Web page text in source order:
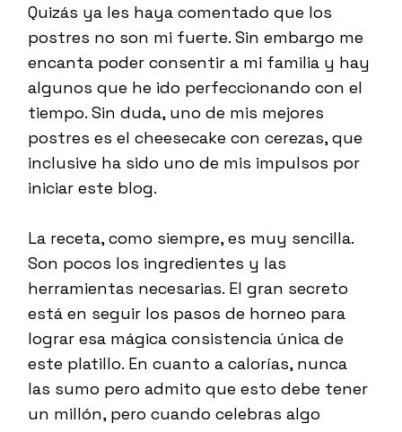
Quizás ya les haya comentado que los
postres no son mi fuerte. Sin embargo me
encanta poder consentir a mi familia y hay
algunos que he ido perfeccionando con el
tiempo. Sin duda, uno de mis mejores
postres es el cheesecake con cerezas, que
inclusive ha sido uno de mis impulsos por
iniciar este blog.
La receta, como siempre, es muy sencilla.
Son pocos los ingredientes y las
herramientas necesarias. El gran secreto
está en seguir los pasos de horneo para
lograr esa mágica consistencia única de
este platillo. En cuanto a calorías, nunca
las sumo pero admito que esto debe tener
un millón, pero cuando celebras algo